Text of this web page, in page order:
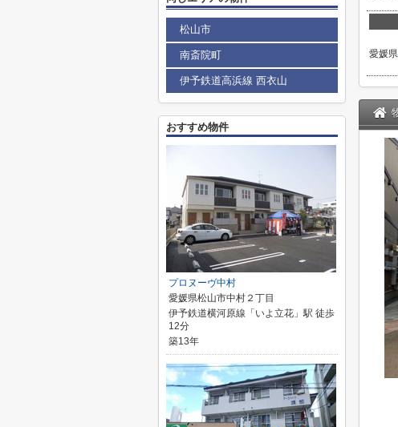
愛媛県
松山市
南斎院町
伊予鉄道高浜線 西衣山
おすすめ物件
プロヌーヴ中村
愛媛県松山市中村２丁目
伊予鉄道横河原線「いよ立花」駅 徒歩
12分
築13年